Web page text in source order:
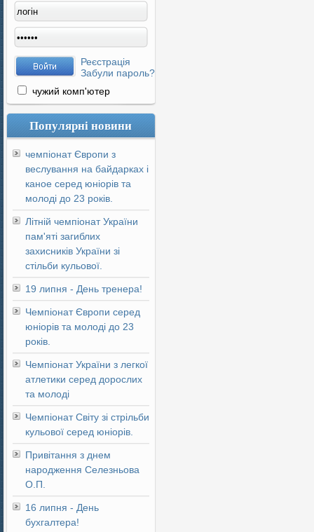
Реєстрація
Забули пароль?
чужий комп'ютер
Популярні новини
чемпіонат Європи з
веслування на байдарках і
каное серед юніорів та
молоді до 23 років.
Літній чемпіонат України
пам'яті загиблих
захисників України зі
стільби кульової.
19 липня - День тренера!
Чемпіонат Європи серед
юніорів та молоді до 23
років.
Чемпіонат України з легкої
атлетики серед дорослих
та молоді
Чемпіонат Світу зі стрільби
кульової серед юніорів.
Привітання з днем
народження Селезньова
О.П.
16 липня - День
бухгалтера!